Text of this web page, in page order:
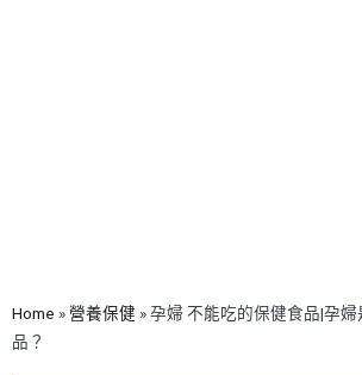
Home »營養保健 »孕婦 不能吃的保健食品|孕
品？